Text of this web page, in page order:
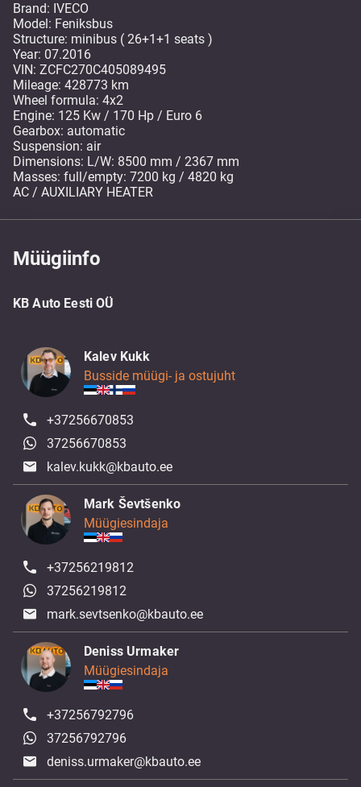
Brand: IVECO
Model: Feniksbus
Structure: minibus ( 26+1+1 seats )
Year: 07.2016
VIN: ZCFC270C405089495
Mileage: 428773 km
Wheel formula: 4x2
Engine: 125 Kw / 170 Hp / Euro 6
Gearbox: automatic
Suspension: air
Dimensions: L/W: 8500 mm / 2367 mm
Masses: full/empty: 7200 kg / 4820 kg
AC / AUXILIARY HEATER
Müügiinfo
KB Auto Eesti OÜ
Kalev Kukk
Busside müügi- ja ostujuht
+37256670853
37256670853
kalev.kukk@kbauto.ee
Mark Ševtšenko
Müügiesindaja
+37256219812
37256219812
mark.sevtsenko@kbauto.ee
Deniss Urmaker
Müügiesindaja
+37256792796
37256792796
deniss.urmaker@kbauto.ee